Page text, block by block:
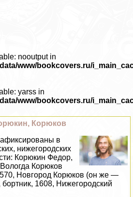
nooutput in
www/bookcovers.ru/
yarss in
www/bookcovers.ru/
Корюков
в
нижегородских
Корюкин Федор,
Корюков
Новгород Корюков (он же —
1608, Нижегородский